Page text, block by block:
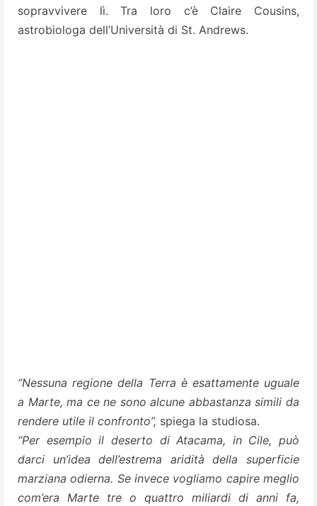
sopravvivere lì. Tra loro c’è Claire Cousins,
astrobiologa dell’Università di St. Andrews.
“Nessuna regione della Terra è esattamente uguale
a Marte, ma ce ne sono alcune abbastanza simili da
rendere utile il confronto”, spiega la studiosa.
“Per esempio il deserto di Atacama, in Cile, può
darci un’idea dell’estrema aridità della superficie
marziana odierna. Se invece vogliamo capire meglio
com’era Marte tre o quattro miliardi di anni fa,